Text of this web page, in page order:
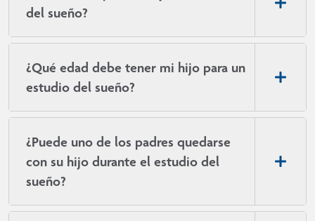
del sueño?
¿Qué edad debe tener mi hijo para un
estudio del sueño?
¿Puede uno de los padres quedarse
con su hijo durante el estudio del
sueño?